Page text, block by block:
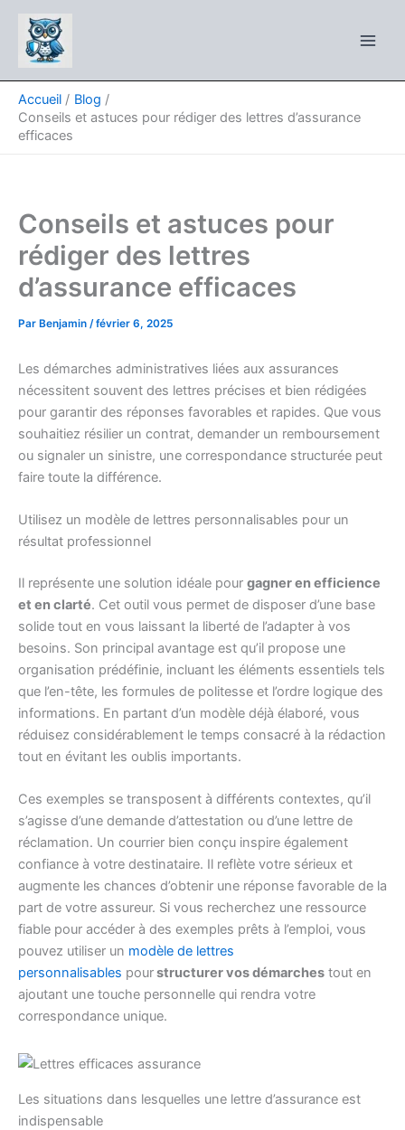
contenu
Accueil
Blog
Conseils et astuces pour rédiger des lettres d’assurance
efficaces
Conseils et astuces pour
rédiger des lettres
d’assurance efficaces
Par Benjamin /février 6, 2025
Les démarches administratives liées aux assurances
nécessitent souvent des lettres précises et bien rédigées
pour garantir des réponses favorables et rapides. Que vous
souhaitiez résilier un contrat, demander un remboursement
ou signaler un sinistre, une correspondance structurée peut
faire toute la différence.
Utilisez un modèle de lettres personnalisables pour un
résultat professionnel
Il représente une solution idéale pour gagner en efficience
et en clarté. Cet outil vous permet de disposer d’une base
solide tout en vous laissant la liberté de l’adapter à vos
besoins. Son principal avantage est qu’il propose une
organisation prédéfinie, incluant les éléments essentiels tels
que l’en-tête, les formules de politesse et l’ordre logique des
informations. En partant d’un modèle déjà élaboré, vous
réduisez considérablement le temps consacré à la rédaction
tout en évitant les oublis importants.
Ces exemples se transposent à différents contextes, qu’il
s’agisse d’une demande d’attestation ou d’une lettre de
réclamation. Un courrier bien conçu inspire également
confiance à votre destinataire. Il reflète votre sérieux et
augmente les chances d’obtenir une réponse favorable de la
part de votre assureur. Si vous recherchez une ressource
fiable pour accéder à des exemples prêts à l’emploi, vous
pouvez utiliser un modèle de lettres
personnalisables pourstructurer vos démarches tout en
ajoutant une touche personnelle qui rendra votre
correspondance unique.
Les situations dans lesquelles une lettre d’assurance est
indispensable